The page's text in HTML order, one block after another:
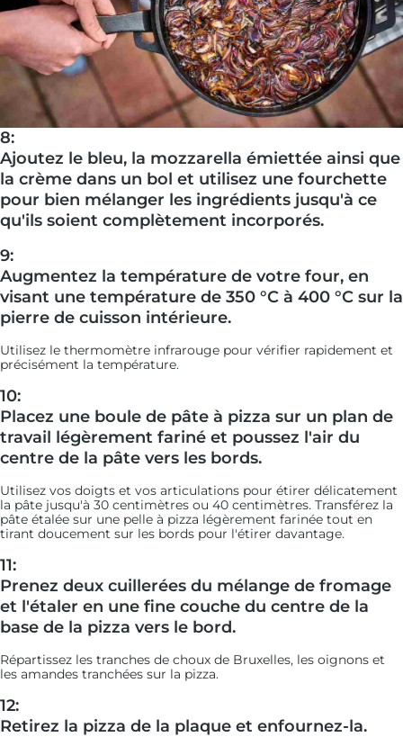
8:
Ajoutez le bleu, la mozzarella émiettée ainsi que
la crème dans un bol et utilisez une fourchette
pour bien mélanger les ingrédients jusqu'à ce
qu'ils soient complètement incorporés.
9:
Augmentez la température de votre four, en
visant une température de 350 °C à 400 °C sur la
pierre de cuisson intérieure.
Utilisez le thermomètre infrarouge pour vérifier rapidement et
précisément la température.
10:
Placez une boule de pâte à pizza sur un plan de
travail légèrement fariné et poussez l'air du
centre de la pâte vers les bords.
Utilisez vos doigts et vos articulations pour étirer délicatement
la pâte jusqu'à 30 centimètres ou 40 centimètres. Transférez la
pâte étalée sur une pelle à pizza légèrement farinée tout en
tirant doucement sur les bords pour l'étirer davantage.
11:
Prenez deux cuillerées du mélange de fromage
et l'étaler en une fine couche du centre de la
base de la pizza vers le bord.
Répartissez les tranches de choux de Bruxelles, les oignons et
les amandes tranchées sur la pizza.
12:
Retirez la pizza de la plaque et enfournez-la.